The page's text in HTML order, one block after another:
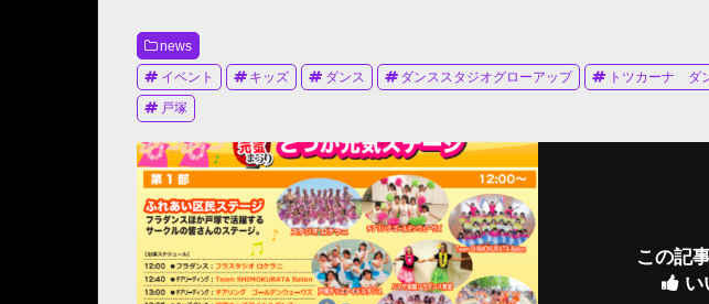
news
イベント キッズ ダンス ダンススタジオグローアップ トツカーナ ダ
戸塚
この記
い